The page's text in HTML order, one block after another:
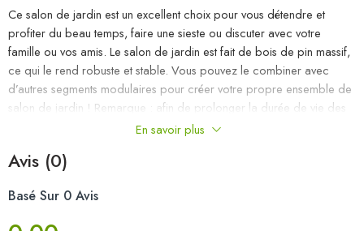
Ce salon de jardin est un excellent choix pour vous détendre et
profiter du beau temps, faire une sieste ou discuter avec votre
famille ou vos amis. Le salon de jardin est fait de bois de pin massif,
ce qui le rend robuste et stable. Vous pouvez le combiner avec
d’autres segments modulaires pour créer votre propre ensemble de
salon de jardin ! Remarque : afin de prolonger la durée de vie des
meubles d’extérieur, nous vous recommandons de les protéger avec
Matériau : bois de pin massif
En savoir plus
Avis (0)
Basé Sur 0 Avis